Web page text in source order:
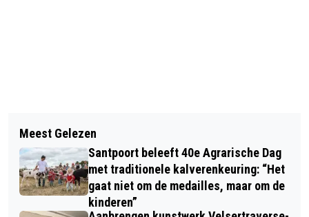
VIJF NIEUWE BEELDEN ONTHULD IN
BEELDENPARK EEN ZEE VAN STAAL
VRIJWILLIGERS GEZOCHT VOOR
BEHEER PIERENBADJES PARK
VELSERBEEK EN BURGEMEESTER
RIJKENSPARK
Meest Gelezen
Santpoort beleeft 40e Agrarische Dag
met traditionele kalverenkeuring: “Het
gaat niet om de medailles, maar om de
kinderen”